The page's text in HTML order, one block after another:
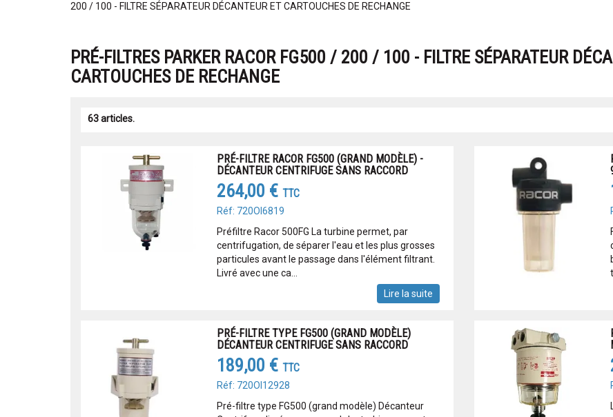
200 / 100 - FILTRE SÉPARATEUR DÉCANTEUR ET CARTOUCHES DE RECHANGE
PRÉ-FILTRES PARKER RACOR FG500 / 200 / 100 - FILTRE SÉPARATEUR
CARTOUCHES DE RECHANGE
63 articles.
PRÉ-FILTRE RACOR FG500 (GRAND MODÈLE) -
DÉCANTEUR CENTRIFUGE SANS RACCORD
264,00 € TTC
Réf: 720OI6819
Préfiltre Racor 500FG La turbine permet, par
centrifugation, de séparer l'eau et les plus grosses
particules avant le passage dans l'élément filtrant.
Livré avec une ca...
Lire la suite
PRÉ-FILTRE TYPE FG500 (GRAND MODÈLE)
DÉCANTEUR CENTRIFUGE SANS RACCORD
189,00 € TTC
Réf: 720OI12928
Pré-filtre type FG500 (grand modèle) Décanteur